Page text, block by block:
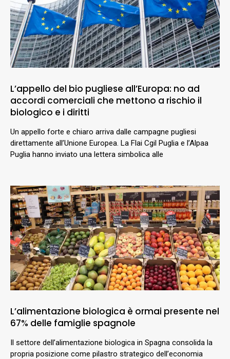
L’appello del bio pugliese all’Europa: no ad
accordi comerciali che mettono a rischio il
biologico e i diritti
Un appello forte e chiaro arriva dalle campagne pugliesi
direttamente all’Unione Europea. La Flai Cgil Puglia e l’Alpaa
Puglia hanno inviato una lettera simbolica alle
L’alimentazione biologica è ormai presente nel
67% delle famiglie spagnole
Il settore dell’alimentazione biologica in Spagna consolida la
propria posizione come pilastro strategico dell’economia